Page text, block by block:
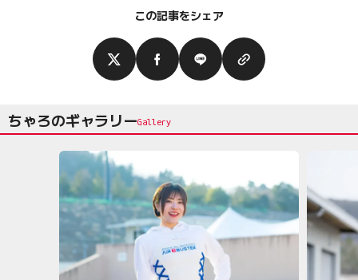
この記事をシェア
ちゃろのギャラリー